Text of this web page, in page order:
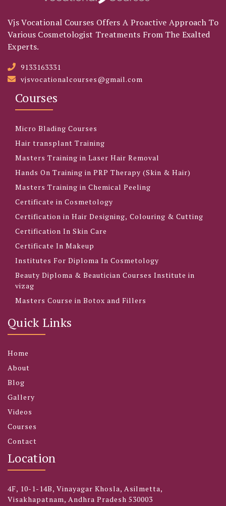
Vjs Vocational Courses Offers A Proactive Approach To
Various Cosmetologist Treatments From The Exalted
Experts.
9133163331
vjsvocationalcourses@gmail.com
Courses
Micro Blading Courses
Hair transplant Training
Masters Training in Laser Hair Removal
Hands On Training in PRP Therapy (Skin & Hair)
Masters Training in Chemical Peeling
Certificate in Cosmetology
Certification in Hair Designing, Colouring & Cutting
Certification In Skin Care
Certificate In Makeup
Institutes For Diploma In Cosmetology
Beauty Diploma & Beautician Courses Institute in
vizag
Masters Course in Botox and Fillers
Quick Links
Home
About
Blog
Gallery
Videos
Courses
Contact
Location
4F, 10-1-14B, Vinayagar Khosla, Asilmetta,
Visakhapatnam, Andhra Pradesh 530003